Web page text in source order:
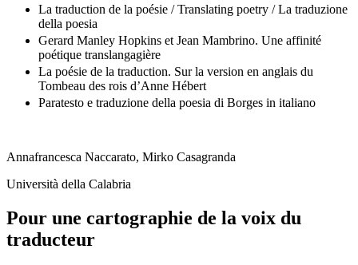
La traduction de la poésie / Translating poetry / La traduzione
della poesia
Gerard Manley Hopkins et Jean Mambrino. Une affinité
poétique translangagière
La poésie de la traduction. Sur la version en anglais du
Tombeau des rois d’Anne Hébert
Paratesto e traduzione della poesia di Borges in italiano
Annafrancesca Naccarato, Mirko Casagranda
Università della Calabria
Pour une cartographie de la voix du
traducteur